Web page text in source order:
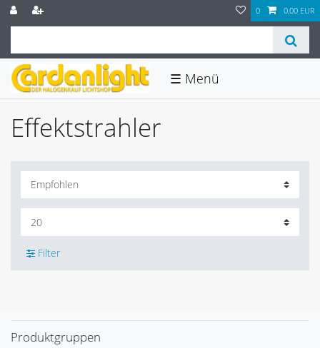
0 0,00 EUR
☰
Effektstrahler
Filter
Produktgruppen